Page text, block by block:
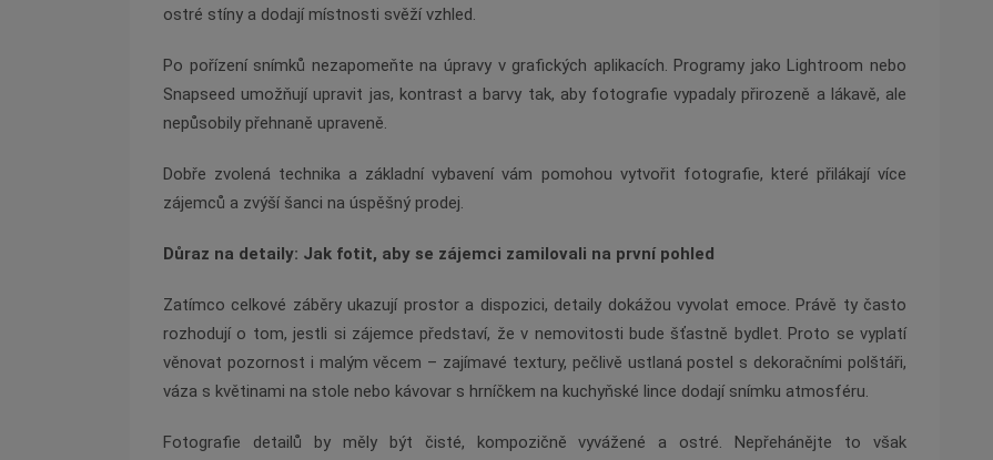
ostré stíny a dodají místnosti svěží vzhled.
Po pořízení snímků nezapomeňte na úpravy v grafických aplikacích. Programy jako Lightroom nebo
Snapseed umožňují upravit jas, kontrast a barvy tak, aby fotografie vypadaly přirozeně a lákavě, ale
nepůsobily přehnaně upraveně.
Dobře zvolená technika a základní vybavení vám pomohou vytvořit fotografie, které přilákají více
zájemců a zvýší šanci na úspěšný prodej.
Důraz na detaily: Jak fotit, aby se zájemci zamilovali na první pohled
Zatímco celkové záběry ukazují prostor a dispozici, detaily dokážou vyvolat emoce. Právě ty často
rozhodují o tom, jestli si zájemce představí, že v nemovitosti bude šťastně bydlet. Proto se vyplatí
věnovat pozornost i malým věcem – zajímavé textury, pečlivě ustlaná postel s dekoračními polštáři,
váza s květinami na stole nebo kávovar s hrníčkem na kuchyňské lince dodají snímku atmosféru.
Fotografie detailů by měly být čisté, kompozičně vyvážené a ostré. Nepřehánějte to však